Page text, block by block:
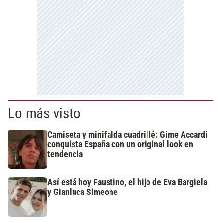
Lo más visto
Camiseta y minifalda cuadrillé: Gime Accardi
conquista España con un original look en
tendencia
Así está hoy Faustino, el hijo de Eva Bargiela
y Gianluca Simeone